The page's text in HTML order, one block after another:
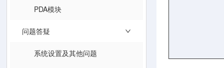
PDA模块
问题答疑
系统设置及其他问题